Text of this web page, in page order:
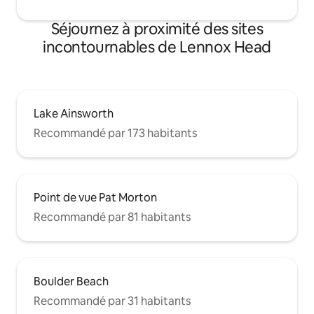
Séjournez à proximité des sites
incontournables de Lennox Head
Lake Ainsworth
Recommandé par 173 habitants
Point de vue Pat Morton
Recommandé par 81 habitants
Boulder Beach
Recommandé par 31 habitants